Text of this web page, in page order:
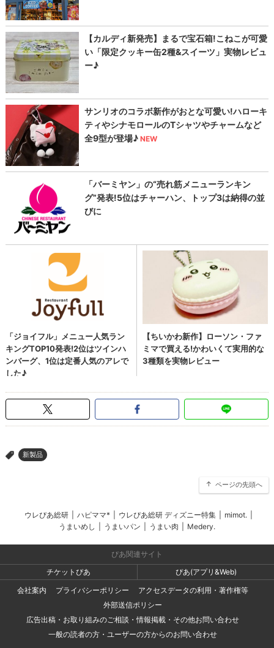
> 新製品
ページの先頭へ
ウレぴあ総研 ハピママ* ウレぴあ総研 ディズニー特集 mimot.
うまいめし
うまいパン うまい肉 Medery.
ぴあ関連サイト
チケットぴあ
ぴあ(アプリ&Web)
会社案内
プライバシーポリシー
アクセスデータの利用・著作権等
外部送信ポリシー
広告出稿・お取り組みのご相談・情報掲載・その他お問い合わせ
一般の読者の方・ユーザーの方からのお問い合わせ